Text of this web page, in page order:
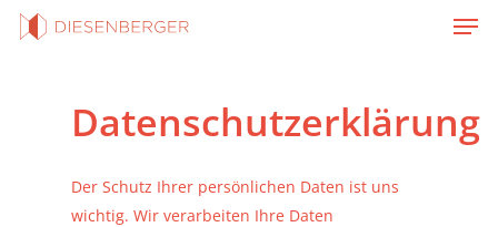
Skip
Datenschutzerklärung
Der Schutz Ihrer persönlichen Daten ist uns
wichtig. Wir verarbeiten Ihre Daten